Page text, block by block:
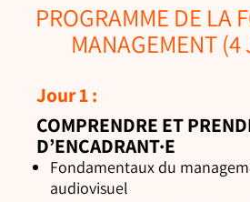
PROGRAMME DE LA
MANAGEMENT (4
Jour 1 :
COMPRENDRE ET
D’ENCADRANT·E
Fondamentaux du
audiovisuel